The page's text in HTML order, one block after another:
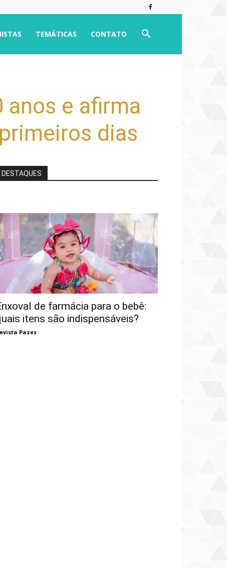
TEMÁTICAS CONTATO
anos e afirma
dias
DESTAQUES
de farmácia para o bebê:
itens são indispensáveis?
Pazes